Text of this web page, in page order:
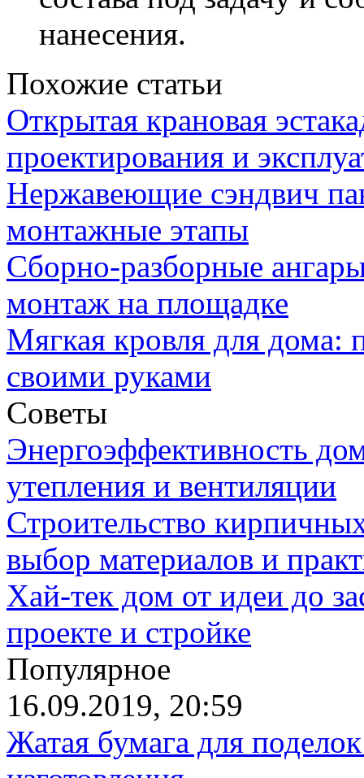
нанесения.
Похожие статьи
Открытая крановая
проектирования и
Нержавеющие сэндвич
монтажные этапы
Сборно-разборные
монтаж на площадке
Мягкая кровля для
своими руками
Советы
Энергоэффективность
утепления и вентиляции
Строительство
выбор материалов и
Хай-тек дом от идеи до
проекте и стройке
Популярное
16.09.2019, 20:59
Жатая бумага для